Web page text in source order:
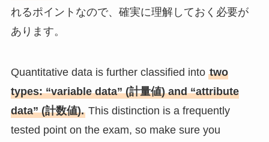
れるポイントなので、確実に理解しておく必要が
あります。
Quantitative data is further classified into two
types: “variable data” (計量値) and “attribute
data” (計数値).This distinction is a frequently
tested point on the exam, so make sure you